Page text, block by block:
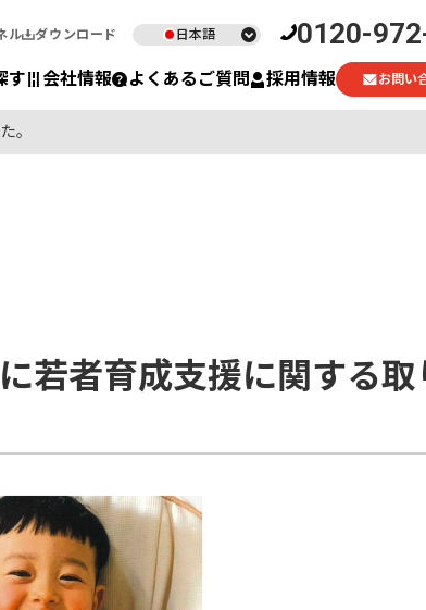
す 会社情報 よくあるご質問 採用情報 お問い
ル ダウンロード 0120-
日本語
ไทย
。
若者育成支援に関する取